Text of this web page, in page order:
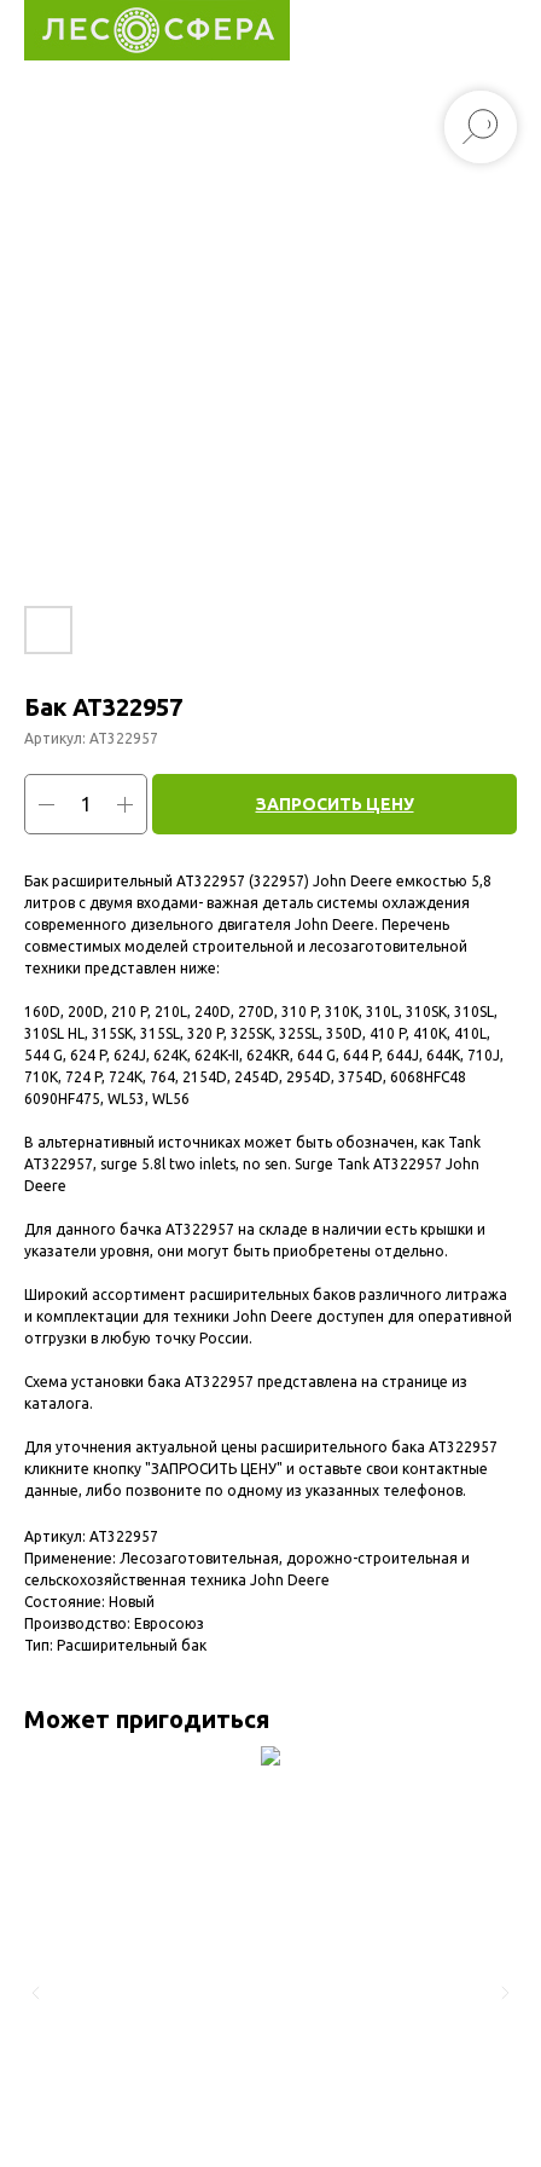
Бак AT322957
Артикул: AT322957
ЗАПРОСИТЬ ЦЕНУ
Бак расширительный AT322957 (322957) John Deere емкостью 5,8
литров с двумя входами- важная деталь системы охлаждения
современного дизельного двигателя John Deere. Перечень
совместимых моделей строительной и лесозаготовительной
техники представлен ниже:
160D, 200D, 210 P, 210L, 240D, 270D, 310 P, 310K, 310L, 310SK, 310SL,
310SL HL, 315SK, 315SL, 320 P, 325SK, 325SL, 350D, 410 P, 410K, 410L,
544 G, 624 P, 624J, 624K, 624K-II, 624KR, 644 G, 644 P, 644J, 644K, 710J,
710K, 724 P, 724K, 764, 2154D, 2454D, 2954D, 3754D, 6068HFC48
6090HF475, WL53, WL56
В альтернативный источниках может быть обозначен, как Tank
AT322957, surge 5.8l two inlets, no sen. Surge Tank AT322957 John
Deere
Для данного бачка AT322957 на складе в наличии есть крышки и
указатели уровня, они могут быть приобретены отдельно.
Широкий ассортимент расширительных баков различного литража
и комплектации для техники John Deere доступен для оперативной
отгрузки в любую точку России.
Схема установки бака AT322957 представлена на странице из
каталога.
Для уточнения актуальной цены расширительного бака AT322957
кликните кнопку "ЗАПРОСИТЬ ЦЕНУ" и оставьте свои контактные
данные, либо позвоните по одному из указанных телефонов.
Артикул: AT322957
Применение: Лесозаготовительная, дорожно-строительная и
сельскохозяйственная техника John Deere
Состояние: Новый
Производство: Евросоюз
Тип: Расширительный бак
Может пригодиться